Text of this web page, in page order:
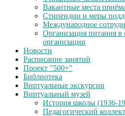
Вакантные места
Стипендии и меры
Международное
Организация питания в
организации
Новости
Расписание занятий
Проект "500+"
Библиотека
Виртуальные экскурсии
Виртуальный музей
История школы (1936-
Педагогический